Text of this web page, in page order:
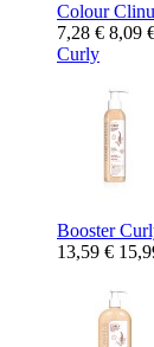
Colour
7,28 € 8,09
Curly
Booster
13,59 €